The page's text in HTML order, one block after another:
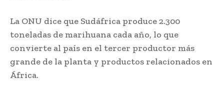
La ONU dice que Sudáfrica produce 2.300
toneladas de marihuana cada año, lo que
convierte al país en el tercer productor más
grande de la planta y productos relacionados en
África.